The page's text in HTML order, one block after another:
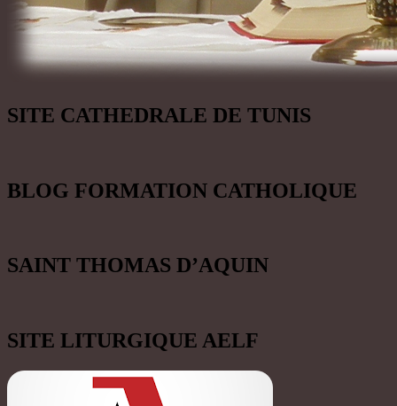
SITE CATHEDRALE DE TUNIS
BLOG FORMATION CATHOLIQUE
SAINT THOMAS D’AQUIN
SITE LITURGIQUE AELF